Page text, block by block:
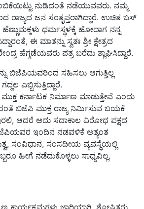
ನುಡಿದಂತೆ ನಡೆಯುವವರು. ನಮ್ಮ
ಜನ ಸಂತೃಪ್ತರಾಗಿದ್ದಾರೆ. ಉಚಿತ ಬಸ್
ಧರ್ಮಸ್ಥಳಕ್ಕೆ ಹೋದಾಗ ನನ್ನ
ಈ ಮಾತನ್ನು ಸ್ವತಃ ಶ್ರೀ ಕ್ಷೇತ್ರದ
ಹೆಗ್ಗಡೆಯವರು ಪತ್ರ ಬರೆದು ಶ್ಲಾಘಿಸಿದ್ದಾರೆ.
ಬಿಜೆಪಿಯವರಿಂದ ಸಹಿಸಲು ಆಗುತ್ತಿಲ್ಲ
ಎಬ್ಬಿಸುತ್ತಿದ್ದಾರೆ.
ಕರ್ನಾಟಕ ನಿರ್ಮಾಣ ಮಾಡುತ್ತೇವೆ ಎಂದು
ಬಿಜೆಪಿ ಮುಕ್ತ ರಾಜ್ಯ ನಿರ್ಮಿಸುವ ಬಯಕೆ
ಆದರೆ ಅದು ಸದಾಕಾಲ ವಿರೋಧ ಪಕ್ಷದ
ಬಿಜೆಪಿಯವರ ಇಂದಿನ ನಡವಳಿಕೆ ಅತ್ಯಂತ
ಸಂವಿಧಾನ, ಸಂಸದೀಯ ವ್ಯವಸ್ಥೆಯಲ್ಲಿ
ಹೀಗೆ ನಡೆದುಕೊಳ್ಳಲು ಸಾಧ್ಯವಿಲ್ಲ.